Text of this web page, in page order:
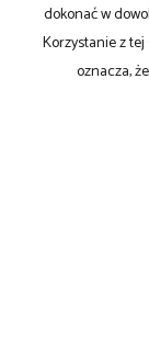
KOD
dokonać w
Korzystanie z
oznacza,